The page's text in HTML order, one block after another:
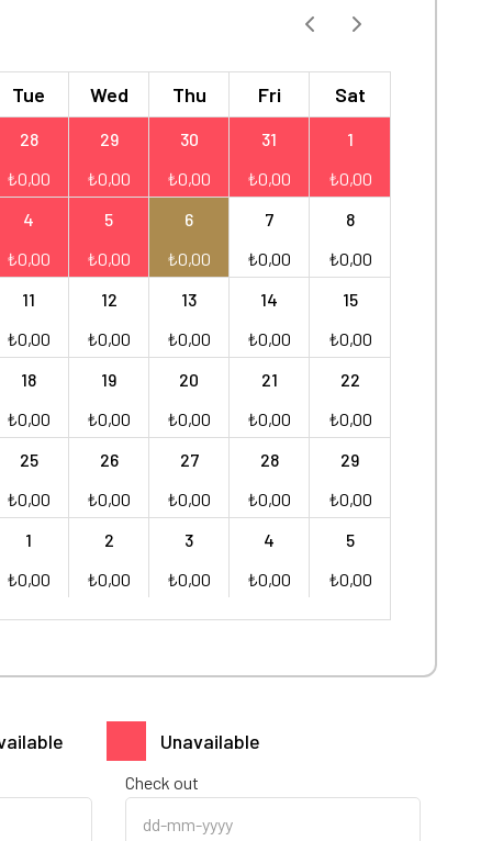
Tue Wed Thu Fri Sat
28
₺0,00
29
₺0,00
30
₺0,00
31
₺0,00
1
₺0,00
4
₺0,00
5
₺0,00
6
₺0,00
7
₺0,00
8
₺0,00
11
₺0,00
12
₺0,00
13
₺0,00
14
₺0,00
15
₺0,00
18
₺0,00
19
₺0,00
20
₺0,00
21
₺0,00
22
₺0,00
25
₺0,00
26
₺0,00
27
₺0,00
28
₺0,00
29
₺0,00
1
₺0,00
2
₺0,00
3
₺0,00
4
₺0,00
5
₺0,00
Unavailable
Check out